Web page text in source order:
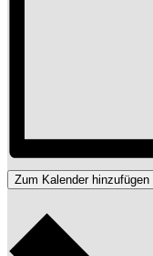
Zum Kalender hinzufügen